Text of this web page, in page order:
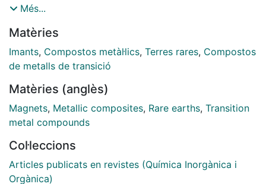
spurred on the research of new, better SMMs. In this
candidates for new heterometallic transition metal-
lanthanide SMMs. This perspective reviews 3d-4f
SMMs up to 2014 and highlights the most significant
Més...
Matèries
Imants, Compostos metàl·lics, Terres rares, Compostos
de metalls de transició
Matèries (anglès)
Magnets, Metallic composites, Rare earths, Transition
metal compounds
Col·leccions
Articles publicats en revistes (Química Inorgànica i
Orgànica)